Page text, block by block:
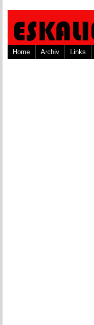
Home Archiv Links